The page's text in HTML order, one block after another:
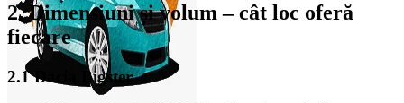
2. Dimensiuni și volum – cât loc oferă
fiecare
2.1 Dacia Bigster